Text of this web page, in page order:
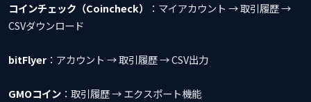
コインチェック（Coincheck）
：マイアカウント → 取引履歴 →
CSVダウンロード
bitFlyer：アカウント → 取引履歴 → CSV出力
GMOコイン ：取引履歴 → エクスポート機能